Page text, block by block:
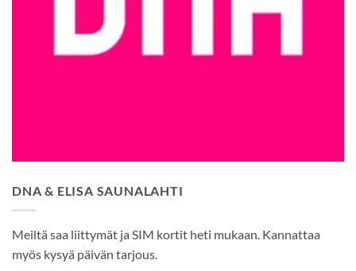
DNA & ELISA SAUNALAHTI
Meiltä saa liittymät ja SIM kortit heti mukaan. Kannattaa
myös kysyä päivän tarjous.